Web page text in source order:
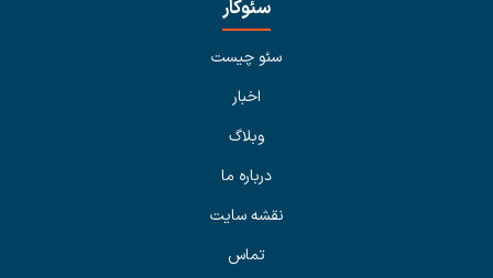
سئوکار
سئو چیست
اخبار
وبلاگ
درباره ما
نقشه سایت
تماس